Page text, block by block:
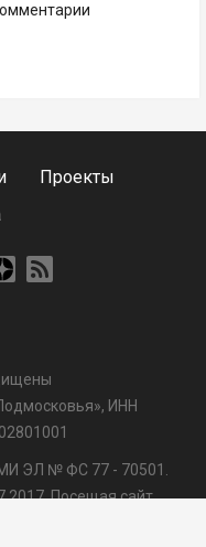
Проекты
ИНН
ЭЛ № ФС 77 - 70501.
Посещая сайт